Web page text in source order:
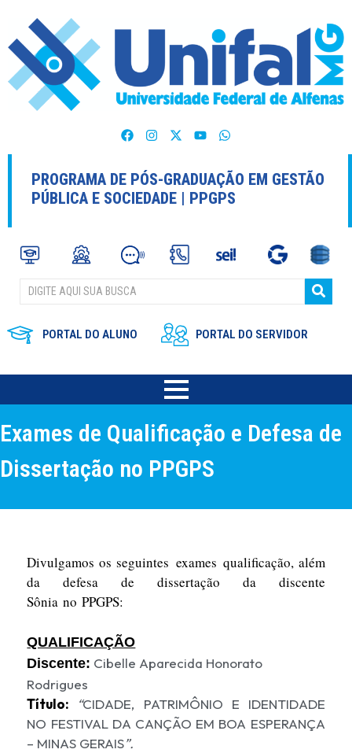
PROGRAMA DE PÓS-GRADUAÇÃO EM GESTÃO
PÚBLICA E SOCIEDADE | PPGPS
PORTAL DO ALUNO PORTAL DO SERVIDOR
Exames de Qualificação e Defesa de
Dissertação no PPGPS
Divulgamos os seguintes exames qualificação, além
da defesa de dissertação da discente
Sônia no PPGPS:
QUALIFICAÇÃO
Discente: Cibelle Aparecida Honorato
Rodrigues
Título:
“CIDADE, PATRIMÔNIO E IDENTIDADE
NO FESTIVAL DA CANÇÃO EM BOA ESPERANÇA
– MINAS GERAIS”.